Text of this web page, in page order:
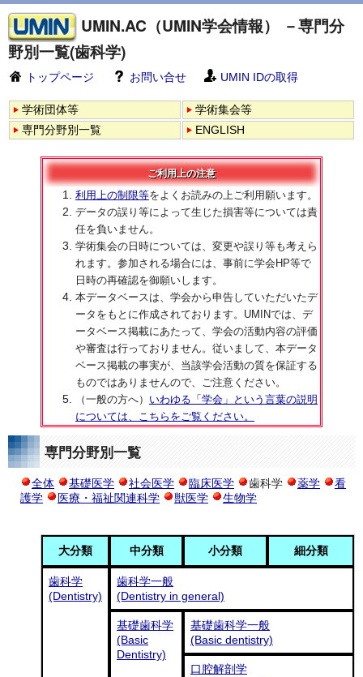
UMIN.AC（UMIN学会情報） －専門分
野別一覧(歯科学)
トップページ お問い合せ UMIN IDの取得
学術団体等
学術集会等
専門分野別一覧
ENGLISH
ご利用上の注意
利用上の制限等をよくお読みの上ご利用願います。
データの誤り等によって生じた損害等については責
任を負いません。
学術集会の日時については、変更や誤り等も考えら
れます。参加される場合には、事前に学会HP等で
日時の再確認を御願いします。
本データベースは、学会から申告していただいたデ
ータをもとに作成されております。UMINでは、デ
ータベース掲載にあたって、学会の活動内容の評価
や審査は行っておりません。従いまして、本データ
ベース掲載の事実が、当該学会活動の質を保証する
ものではありませんので、ご注意ください。
（一般の方へ） いわゆる「学会」という言葉の説明
については、こちらをご覧ください。
専門分野別一覧
全体 基礎医学 社会医学 臨床医学 歯科学 薬学
看
護学
医療・福祉関連科学 獣医学 生物学
大分類 中分類 小分類 細分類
歯科学
(Dentistry)
歯科学一般
(Dentistry in general)
基礎歯科学
(Basic
Dentistry)
基礎歯科学一般
(Basic dentistry)
口腔解剖学